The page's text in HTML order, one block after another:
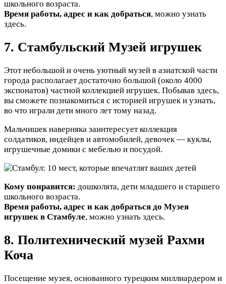
школьного возраста.
Время работы, адрес и как добраться, можно узнать
здесь.
7. Стамбульский Музей игрушек
Этот небольшой и очень уютный музей в азиатской части
города располагает достаточно большой (около 4000
экспонатов) частной коллекцией игрушек. Побывав здесь,
вы сможете познакомиться с историей игрушек и узнать,
во что играли дети много лет тому назад.
Мальчишек наверняка заинтересует коллекция
солдатиков, индейцев и автомобилей, девочек — куклы,
игрушечные домики с мебелью и посудой.
Кому понравится: дошколята, дети младшего и старшего
школьного возраста.
Время работы, адрес и как добраться до Музея
игрушек в Стамбуле, можно узнать здесь.
8. Политехнический музей Рахми
Коча
Посещение музея, основанного турецким миллиардером и